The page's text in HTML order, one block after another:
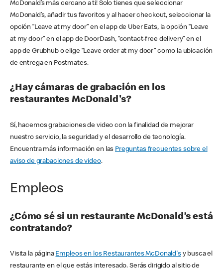
McDonald’s más cercano a ti! Solo tienes que seleccionar
McDonald’s, añadir tus favoritos y al hacer checkout, seleccionar la
opción “Leave at my door” en el app de Uber Eats, la opción “Leave
at my door” en el app de DoorDash, “contact-free delivery” en el
app de Grubhub o elige “Leave order at my door” como la ubicación
de entrega en Postmates.
¿Hay cámaras de grabación en los
restaurantes McDonald's?
Sí, hacemos grabaciones de video con la finalidad de mejorar
nuestro servicio, la seguridad y el desarrollo de tecnología.
Encuentra más información en las Preguntas frecuentes sobre el
aviso de grabaciones de video.
Empleos
¿Cómo sé si un restaurante McDonald’s está
contratando?
Visita la página Empleos en los Restaurantes McDonald'sy busca el
restaurante en el que estás interesado. Serás dirigido al sitio de